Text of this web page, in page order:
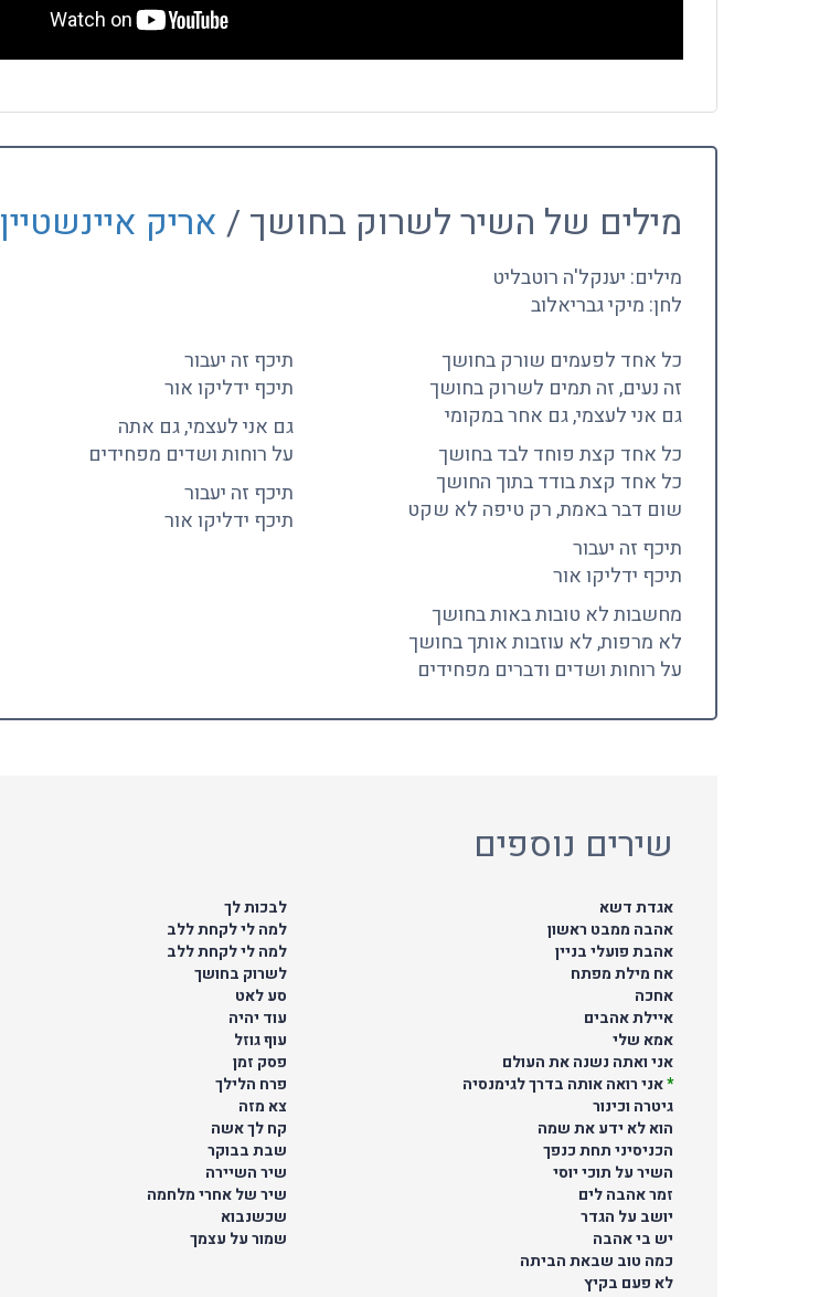
מילים של השיר לשרוק בחושך / אריק איינשטיין
מילים: יענקל'ה רוטבליט
לחן: מיקי גבריאלוב
כל אחד לפעמים שורק בחושך
זה נעים, זה תמים לשרוק בחושך
גם אני לעצמי, גם אחר במקומי
כל אחד קצת פוחד לבד בחושך
כל אחד קצת בודד בתוך החושך
שום דבר באמת, רק טיפה לא שקט
תיכף זה יעבור
תיכף ידליקו אור
מחשבות לא טובות באות בחושך
לא מרפות, לא עוזבות אותך בחושך
על רוחות ושדים ודברים מפחידים
תיכף זה יעבור
תיכף ידליקו אור
גם אני לעצמי, גם אתה
על רוחות ושדים מפחידים
תיכף זה יעבור
תיכף ידליקו אור
שירים נוספים
לבכות לך
למה לי לקחת ללב
למה לי לקחת ללב
לשרוק בחושך
סע לאט
עוד יהיה
עוף גוזל
פסק זמן
פרח הלילך
צא מזה
קח לך אשה
שבת בבוקר
שיר השיירה
שיר של אחרי מלחמה
שכשנבוא
שמור על עצמך
אגדת דשא
אהבה ממבט ראשון
אהבת פועלי בניין
אח מילת מפתח
אחכה
איילת אהבים
אמא שלי
אני ואתה נשנה את העולם
*אני רואה אותה בדרך לגימנסיה
גיטרה וכינור
הוא לא ידע את שמה
הכניסיני תחת כנפך
השיר על תוכי יוסי
זמר אהבה לים
יושב על הגדר
יש בי אהבה
כמה טוב שבאת הביתה
לא פעם בקיץ